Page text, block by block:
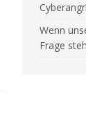
Wenn
Frage